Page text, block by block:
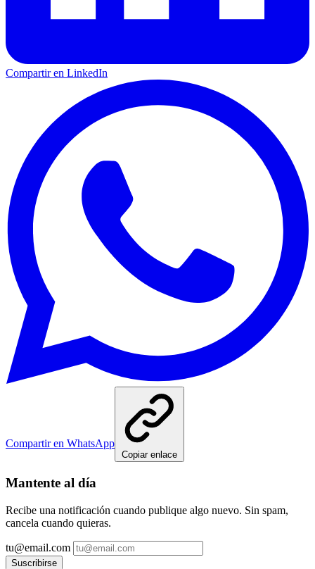
Compartir en LinkedIn
Compartir en WhatsApp
Copiar enlace
Mantente al día
Recibe una notificación cuando publique algo nuevo. Sin spam,
cancela cuando quieras.
tu@email.com
Suscribirse